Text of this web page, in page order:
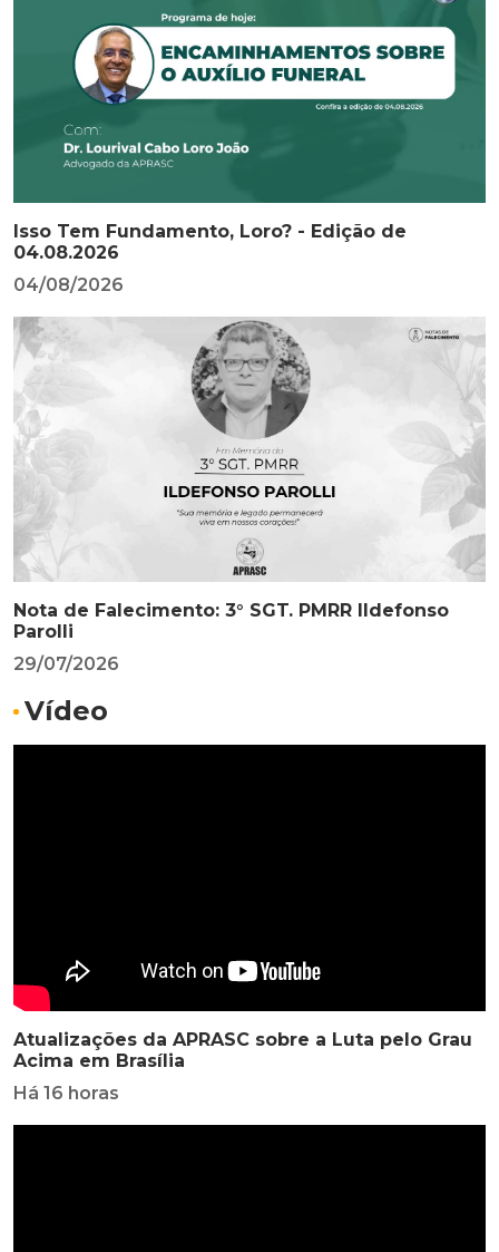
Isso Tem Fundamento, Loro? - Edição de
04.08.2026
04/08/2026
Nota de Falecimento: 3° SGT. PMRR Ildefonso
Parolli
29/07/2026
Vídeo
Atualizações da APRASC sobre a Luta pelo Grau
Acima em Brasília
Há 16 horas